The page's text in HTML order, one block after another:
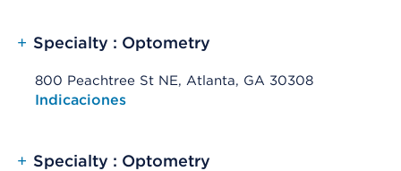
+ Specialty : Optometry
800 Peachtree St NE, Atlanta, GA 30308
Opens native map application on mobile devices
Indicaciones
+ Specialty : Optometry